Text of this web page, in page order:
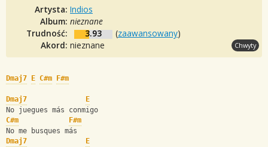
Artysta: Indios
Album: nieznane
Trudność:
3.93 (zaawansowany)
Akord: nieznane Chwyty
Dmaj7 E C#m F#m
Dmaj7
E
No juegues más conmigo
C#m
F#m
No me busques más
Dmaj7
E